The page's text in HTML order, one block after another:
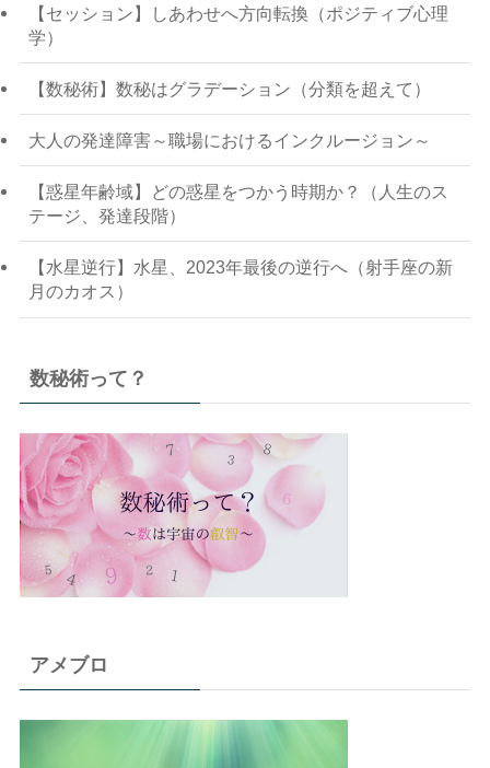
【セッション】しあわせへ方向転換（ポジティブ心理
学）
【数秘術】数秘はグラデーション（分類を超えて）
大人の発達障害～職場におけるインクルージョン～
【惑星年齢域】どの惑星をつかう時期か？（人生のス
テージ、発達段階）
【水星逆行】水星、2023年最後の逆行へ（射手座の新
月のカオス）
数秘術って？
アメブロ